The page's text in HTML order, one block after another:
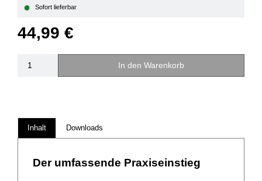
● Sofort lieferbar
44,99 €
In den Warenkorb
Inhalt Downloads
Der umfassende Praxiseinstieg